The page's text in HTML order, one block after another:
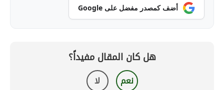
أضف كمصدر مفضل على Google
هل كان المقال مفيداً؟
نعم لا